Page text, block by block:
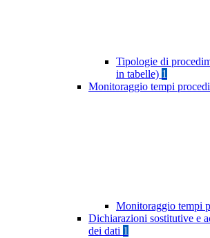
Tipologie di
in tabelle) 1
Monitoraggio tempi
Monitoraggio tempi
Dichiarazioni sostitutive e
dei dati 1